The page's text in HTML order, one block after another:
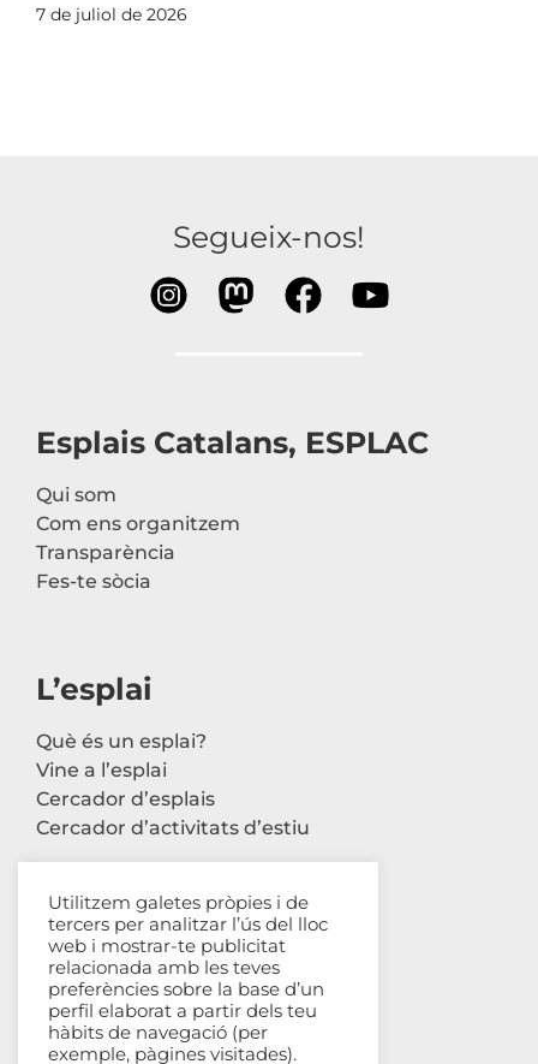
7 de juliol de 2026
Segueix-nos!
Esplais Catalans, ESPLAC
Qui som
Com ens organitzem
Transparència
Fes-te sòcia
L’esplai
Què és un esplai?
Vine a l’esplai
Cercador d’esplais
Cercador d’activitats d’estiu
Contacte
Carrer Avinyó, 44 2n
08002 Barcelona
93 302 61 03
Utilitzem galetes pròpies i de
tercers per analitzar l’ús del lloc
web i mostrar-te publicitat
relacionada amb les teves
preferències sobre la base d’un
perfil elaborat a partir dels teu
hàbits de navegació (per
exemple, pàgines visitades).